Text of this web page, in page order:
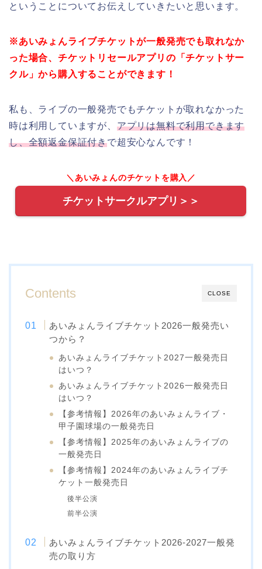
ということについてお伝えしていきたいと思います。
※あいみょんライブチケットが一般発売でも取れなか
った場合、チケットリセールアプリの「チケットサー
クル」から購入することができます！
私も、ライブの一般発売でもチケットが取れなかった
時は利用していますが、 アプリは無料で利用できます
し、全額返金保証付きで超安心なんです！
＼あいみょんのチケットを購入／
チケットサークルアプリ＞＞
CLOSE
Contents
あいみょんライブチケット2026一般発売い
つから？
あいみょんライブチケット2027一般発売日
はいつ？
あいみょんライブチケット2026一般発売日
はいつ？
【参考情報】2026年のあいみょんライブ・
甲子園球場の一般発売日
【参考情報】2025年のあいみょんライブの
一般発売日
【参考情報】2024年のあいみょんライブチ
ケット一般発売日
後半公演
前半公演
あいみょんライブチケット2026-2027一般発
売の取り方